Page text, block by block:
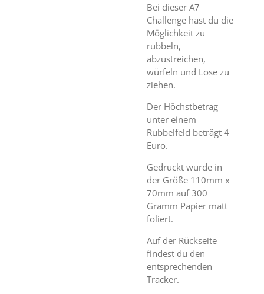
Bei dieser A7
Challenge hast du die
Möglichkeit zu
rubbeln,
abzustreichen,
würfeln und Lose zu
ziehen.
Der Höchstbetrag
unter einem
Rubbelfeld beträgt 4
Euro.
Gedruckt wurde in
der Größe 110mm x
70mm auf 300
Gramm Papier matt
foliert.
Auf der Rückseite
findest du den
entsprechenden
Tracker.